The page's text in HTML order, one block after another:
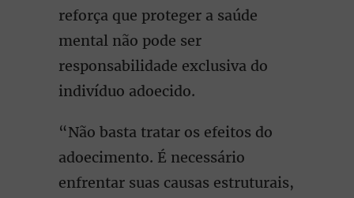
reforça que proteger a saúde
mental não pode ser
responsabilidade exclusiva do
indivíduo adoecido.
“Não basta tratar os efeitos do
adoecimento. É necessário
enfrentar suas causas estruturais,